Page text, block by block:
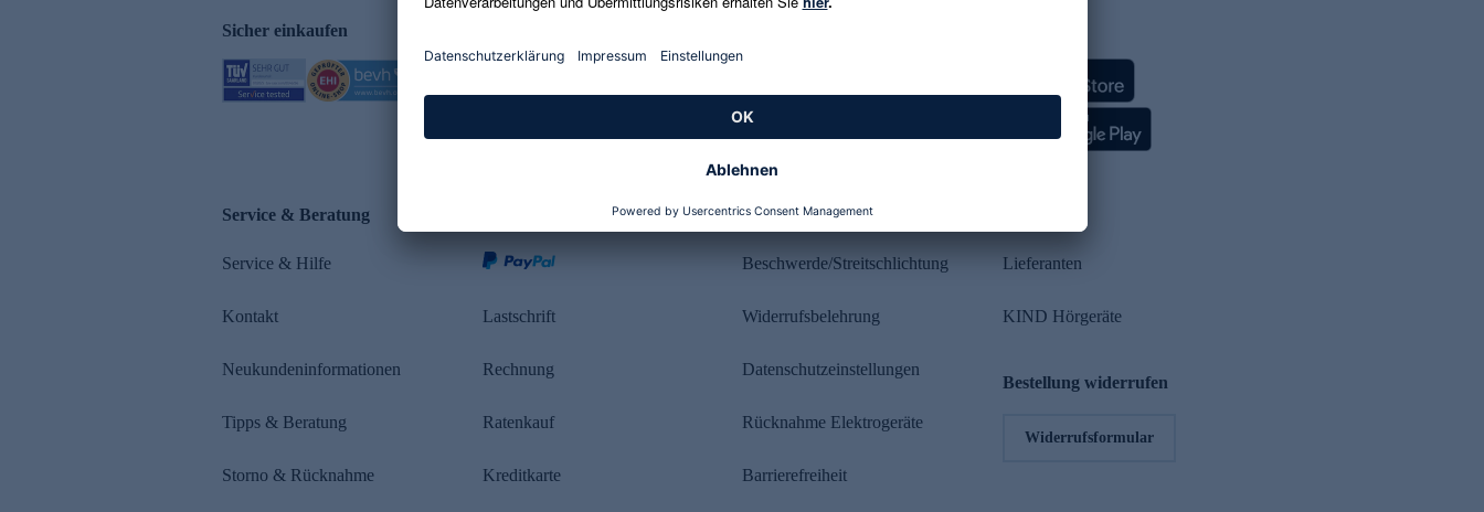
Sicher einkaufen
Service & Beratung
Service & Hilfe
Kontakt
Neukundeninformationen
Tipps & Beratung
Storno & Rücknahme
Lastschrift
Rechnung
Ratenkauf
Kreditkarte
Rechtliches
Beschwerde/Streitschlichtung
Widerrufsbelehrung
Datenschutzeinstellungen
Rücknahme Elektrogeräte
Barrierefreiheit
Lieferanten
KIND Hörgeräte
Bestellung widerrufen
Widerrufsformular